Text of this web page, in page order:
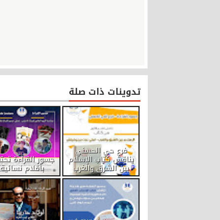
تدوينات ذات صلة
فرع حي الحسني
يناقش كتاب الإسلام
بين الشرق والغرب
جسور القراءة
بأقلام نسائية